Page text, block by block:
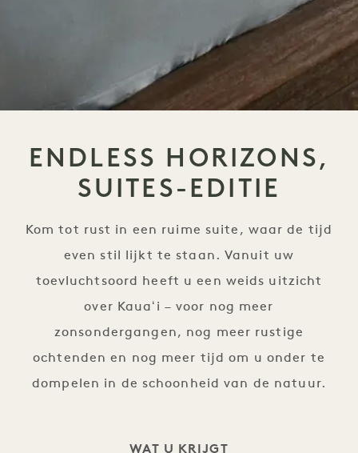
ENDLESS HORIZONS,
SUITES-EDITIE
Kom tot rust in een ruime suite, waar de tijd
even stil lijkt te staan. Vanuit uw
toevluchtsoord heeft u een weids uitzicht
over Kauaʻi – voor nog meer
zonsondergangen, nog meer rustige
ochtenden en nog meer tijd om u onder te
dompelen in de schoonheid van de natuur.
WAT U KRIJGT